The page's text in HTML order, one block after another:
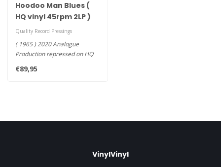
Hoodoo Man Blues (
HQ vinyl 45rpm 2LP )
Quality Record Pressings
( 1965 ) 2020 Analogue
Production repressed on HQ
Bl..
€89,95
VinylVinyl